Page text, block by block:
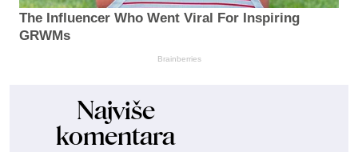
The Influencer Who Went Viral For Inspiring
GRWMs
Brainberries
Najviše
komentara